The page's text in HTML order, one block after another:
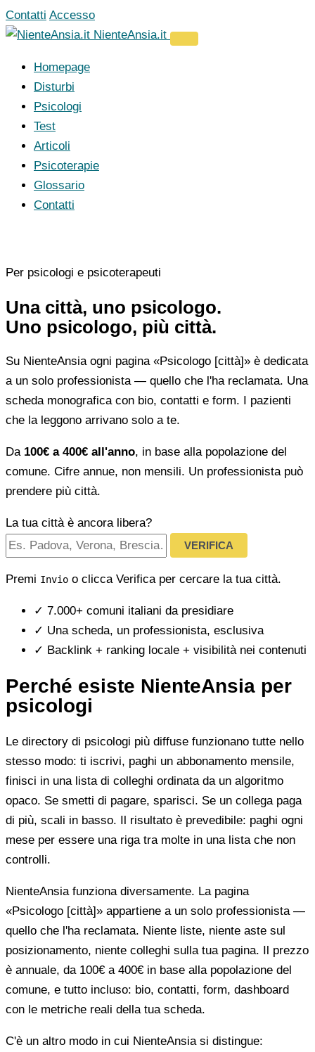
Vai
al
Contatti Accesso
NienteAnsia.it
Homepage
Disturbi
Psicologi
Test
Articoli
Psicoterapie
Glossario
Contatti
Per psicologi e psicoterapeuti
Una città, uno psicologo.
Uno psicologo, più città.
Su NienteAnsia ogni pagina «Psicologo [città]» è dedicata
a un solo professionista — quello che l'ha reclamata. Una
scheda monografica con bio, contatti e form. I pazienti
che la leggono arrivano solo a te.
Da 100€ a 400€ all'anno, in base alla popolazione del
comune. Cifre annue, non mensili. Un professionista può
prendere più città.
La tua città è ancora libera?
VERIFICA
Premi Invio o clicca Verifica per cercare la tua città.
✓ 7.000+ comuni italiani da presidiare
✓ Una scheda, un professionista, esclusiva
✓ Backlink + ranking locale + visibilità nei contenuti
Perché esiste NienteAnsia per
psicologi
Le directory di psicologi più diffuse funzionano tutte nello
stesso modo: ti iscrivi, paghi un abbonamento mensile,
finisci in una lista di colleghi ordinata da un algoritmo
opaco. Se smetti di pagare, sparisci. Se un collega paga
di più, scali in basso. Il risultato è prevedibile: paghi ogni
mese per essere una riga tra molte in una lista che non
controlli.
NienteAnsia funziona diversamente. La pagina
«Psicologo [città]» appartiene a un solo professionista —
quello che l'ha reclamata. Niente liste, niente aste sul
posizionamento, niente colleghi sulla tua pagina. Il prezzo
è annuale, da 100€ a 400€ in base alla popolazione del
comune, e tutto incluso: bio, contatti, form, dashboard
con le metriche reali della tua scheda.
C'è un altro modo in cui NienteAnsia si distingue: